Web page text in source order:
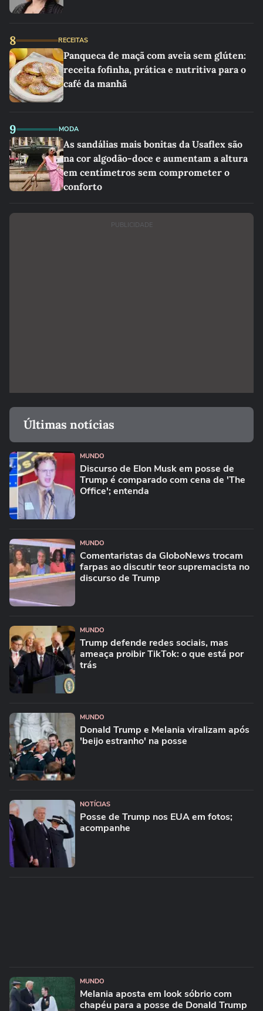
8 RECEITAS
Panqueca de maçã com aveia sem glúten:
receita fofinha, prática e nutritiva para o
café da manhã
9 MODA
As sandálias mais bonitas da Usaflex são
na cor algodão-doce e aumentam a altura
em centímetros sem comprometer o
conforto
PUBLICIDADE
Últimas notícias
MUNDO
Discurso de Elon Musk em posse de
Trump é comparado com cena de 'The
Office'; entenda
MUNDO
Comentaristas da GloboNews trocam
farpas ao discutir teor supremacista no
discurso de Trump
MUNDO
Trump defende redes sociais, mas
ameaça proibir TikTok: o que está por
trás
MUNDO
Donald Trump e Melania viralizam após
'beijo estranho' na posse
NOTÍCIAS
Posse de Trump nos EUA em fotos;
acompanhe
MUNDO
Melania aposta em look sóbrio com
chapéu para a posse de Donald Trump